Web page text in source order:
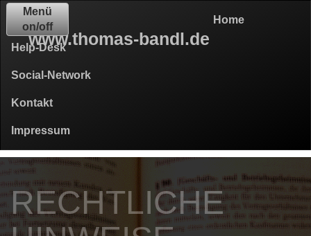
www.thomas-bandl.de
Home
Help-Desk
Social-Network
Kontakt
Impressum
Menü
on/off
RECHTLICHE